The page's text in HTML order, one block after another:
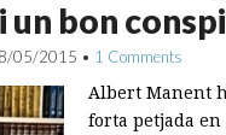
un bon
05/2015 • 1 Comments
Albert Manent
forta petjada